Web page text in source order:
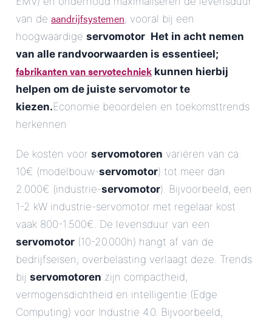
van de aandrijfsystemen, vooral bij een
hoogwaardige servomotor. Het in acht nemen
van alle randvoorwaarden is essentieel;
fabrikanten van servotechniek kunnen hierbij
helpen om de juiste servomotor te
kiezen.Economie beoordelen en toekomsttrends
herkennen
De kosten voor servomotoren variëren van ca.
10€ (modelbouw-servomotor) tot meer dan
2.000€ (industrie-servomotor). Bijvoorbeeld, een
1-2 kW industrie-servomotor met regelaar kost
vaak 800-1.500€. De levensduur van een
servomotor (10-20.000h) hangt af van de
bedrijfseisen; overbelasting verlaagt deze. Trends
bij servomotoren zijn compactheid,
vermogensdichtheid en intelligentie (Edge
Computing) voor Industrie 4.0. Bijvoorbeeld,